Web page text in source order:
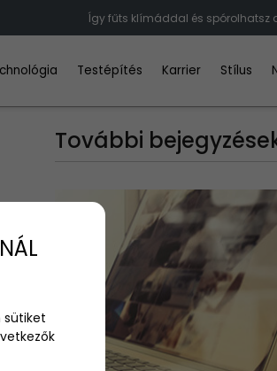
Így fűts klímáddal és spórolhatsz
Testépítés Karrier Stílus
További
sütiket